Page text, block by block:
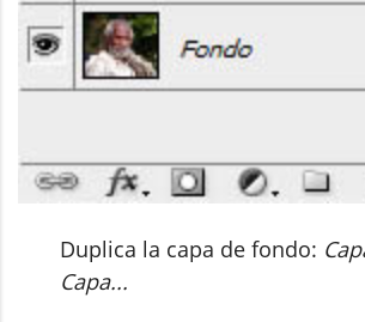
Duplica la capa de fondo:
Capa...